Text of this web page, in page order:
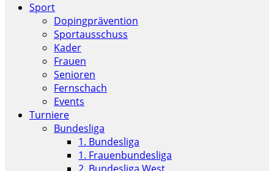
Sport
Dopingprävention
Sportausschuss
Kader
Frauen
Senioren
Fernschach
Events
Turniere
Bundesliga
1. Bundesliga
1. Frauenbundesliga